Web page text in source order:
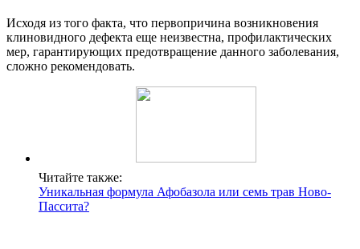
Исходя из того факта, что первопричина возникновения
клиновидного дефекта еще неизвестна, профилактических
мер, гарантирующих предотвращение данного заболевания,
сложно рекомендовать.
Читайте также:
​Уникальная формула Афобазола или семь трав Ново-
Пассита?